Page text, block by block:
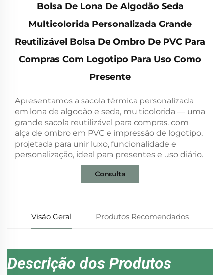
Bolsa De Lona De Algodão Seda
Multicolorida Personalizada Grande
Reutilizável Bolsa De Ombro De PVC Para
Compras Com Logotipo Para Uso Como
Presente
Apresentamos a sacola térmica personalizada
em lona de algodão e seda, multicolorida — uma
grande sacola reutilizável para compras, com
alça de ombro em PVC e impressão de logotipo,
projetada para unir luxo, funcionalidade e
personalização, ideal para presentes e uso diário.
Consulta
Visão Geral Produtos Recomendados
Descrição dos Produtos